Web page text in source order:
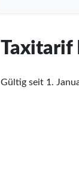
Taxitarif
Gültig seit 1.